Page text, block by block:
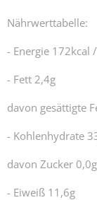
Nährwerttabelle:
- Energie 172kcal
- Fett 2,4g
davon gesättigte
- Kohlenhydrate
davon Zucker 0,0g
- Eiweiß 11,6g